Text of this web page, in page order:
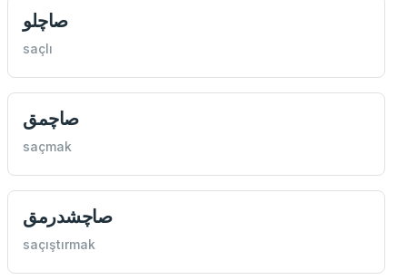
صاچلو
saçlı
صاچمق
saçmak
صاچشدرمق
saçıştırmak